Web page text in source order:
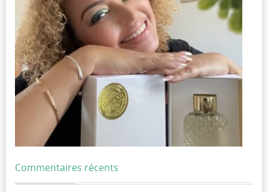
Commentaires récents